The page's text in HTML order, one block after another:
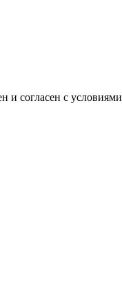
и согласен с условиями